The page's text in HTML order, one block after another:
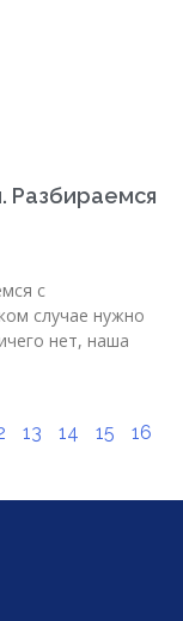
Разбираемся
с
случае нужно
нет, наша
13 14 15
16